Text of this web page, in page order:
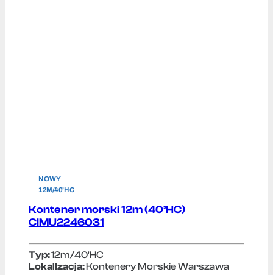
NOWY
12M/40'HC
Kontener morski 12m (40’HC)
CIMU2246031
Typ:12m/40'HC
Lokallzacja:Kontenery Morskie Warszawa